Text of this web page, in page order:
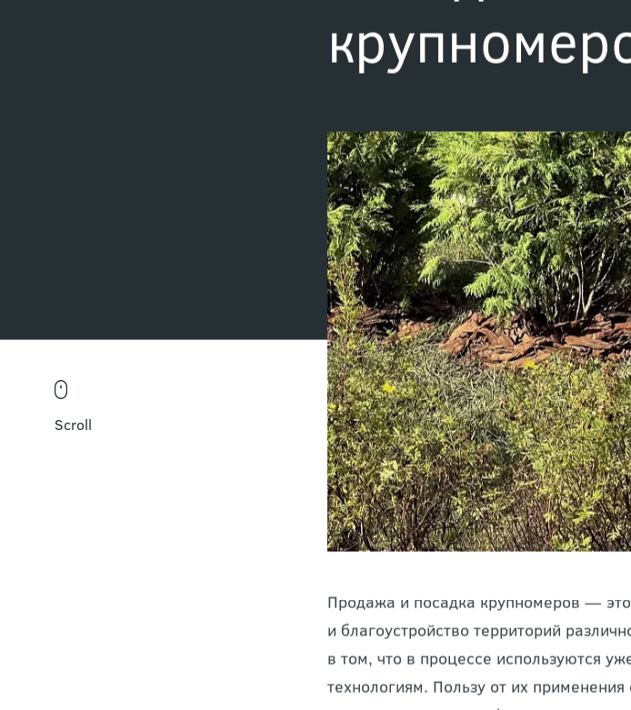
Scroll
Продажа и посадка крупномеров —
и благоустройство территорий
в том, что в процессе используются
технологиям. Пользу от их